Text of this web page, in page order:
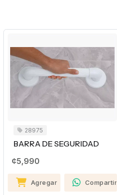
28975
BARRA DE SEGURIDAD
¢5,990
Agregar Compartir